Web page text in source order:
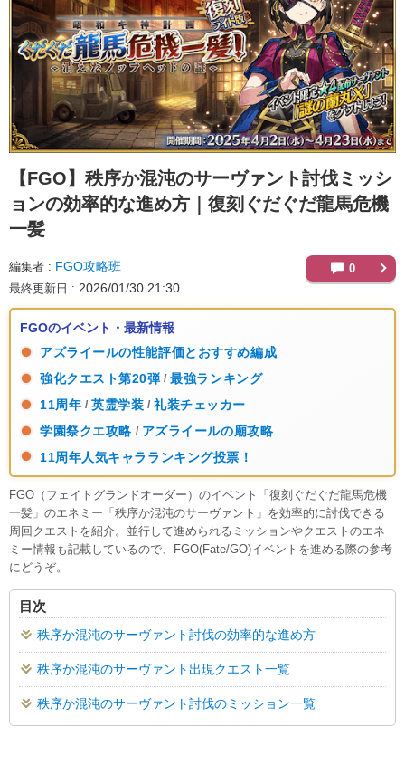
【FGO】 秩序か混沌のサーヴァント討伐ミッシ
ョンの効率的な進め方｜復刻ぐだぐだ龍馬危機
一髪
編集者 FGO攻略班
最終更新日 2026/01/30 21:30
0
FGOのイベント・最新情報
アズライールの性能評価とおすすめ編成
強化クエスト第20弾 / 最強ランキング
11周年 / 英霊学装 / 礼装チェッカー
学園祭クエ攻略 / アズライールの廟攻略
11周年人気キャラランキング投票！
FGO（フェイトグランドオーダー）のイベント「復刻ぐだぐだ龍馬危機
一髪」のエネミー「秩序か混沌のサーヴァント」を効率的に討伐できる
周回クエストを紹介。並行して進められるミッションやクエストのエネ
ミー情報も記載しているので、FGO(Fate/GO)イベントを進める際の参考
にどうぞ。
目次
秩序か混沌のサーヴァント討伐の効率的な進め方
秩序か混沌のサーヴァント出現クエスト一覧
秩序か混沌のサーヴァント討伐のミッション一覧